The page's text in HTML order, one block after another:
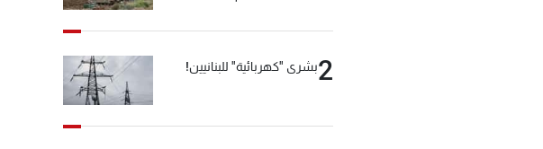
2بشرى "كهربائية" للبنانيين!